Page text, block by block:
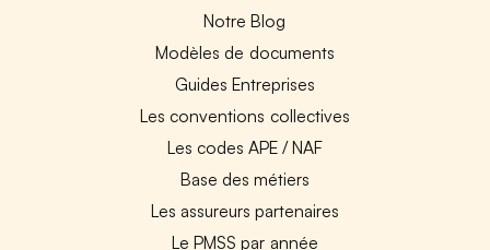
Notre Blog
Modèles de documents
Guides Entreprises
Les conventions collectives
Les codes APE / NAF
Base des métiers
Les assureurs partenaires
Le PMSS par année